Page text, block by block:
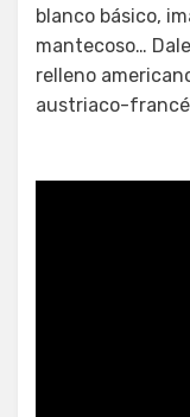
blanco básico,
mantecoso…
relleno
austriaco-